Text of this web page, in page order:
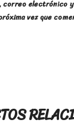
correo electrónico
vez que